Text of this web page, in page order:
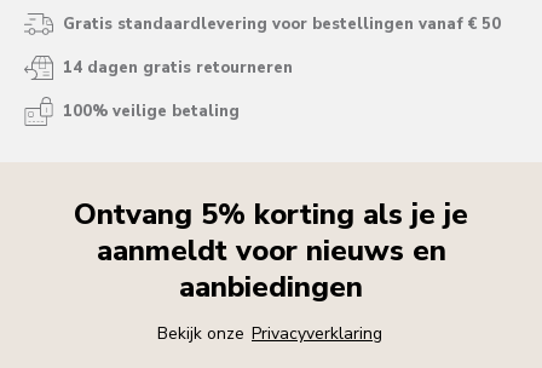
Gratis standaardlevering voor bestellingen vanaf € 50
14 dagen gratis retourneren
100% veilige betaling
Ontvang 5% korting als je je
aanmeldt voor nieuws en
aanbiedingen
Bekijk onze Privacyverklaring